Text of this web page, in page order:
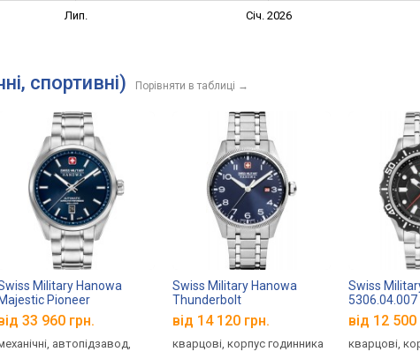
Лип. Січ. 2026
спортивні) Порівняти в таблиці →
Military Hanowa
Majestic Pioneer
SMWGL0006202
33 960 грн.
автопідзавод,
Swiss Military Hanowa
Thunderbolt
SMWGH0000802
від 14 120 грн.
кварцові, корпус годинника
Swiss
5306.04.007
від 12 500
кварцові,